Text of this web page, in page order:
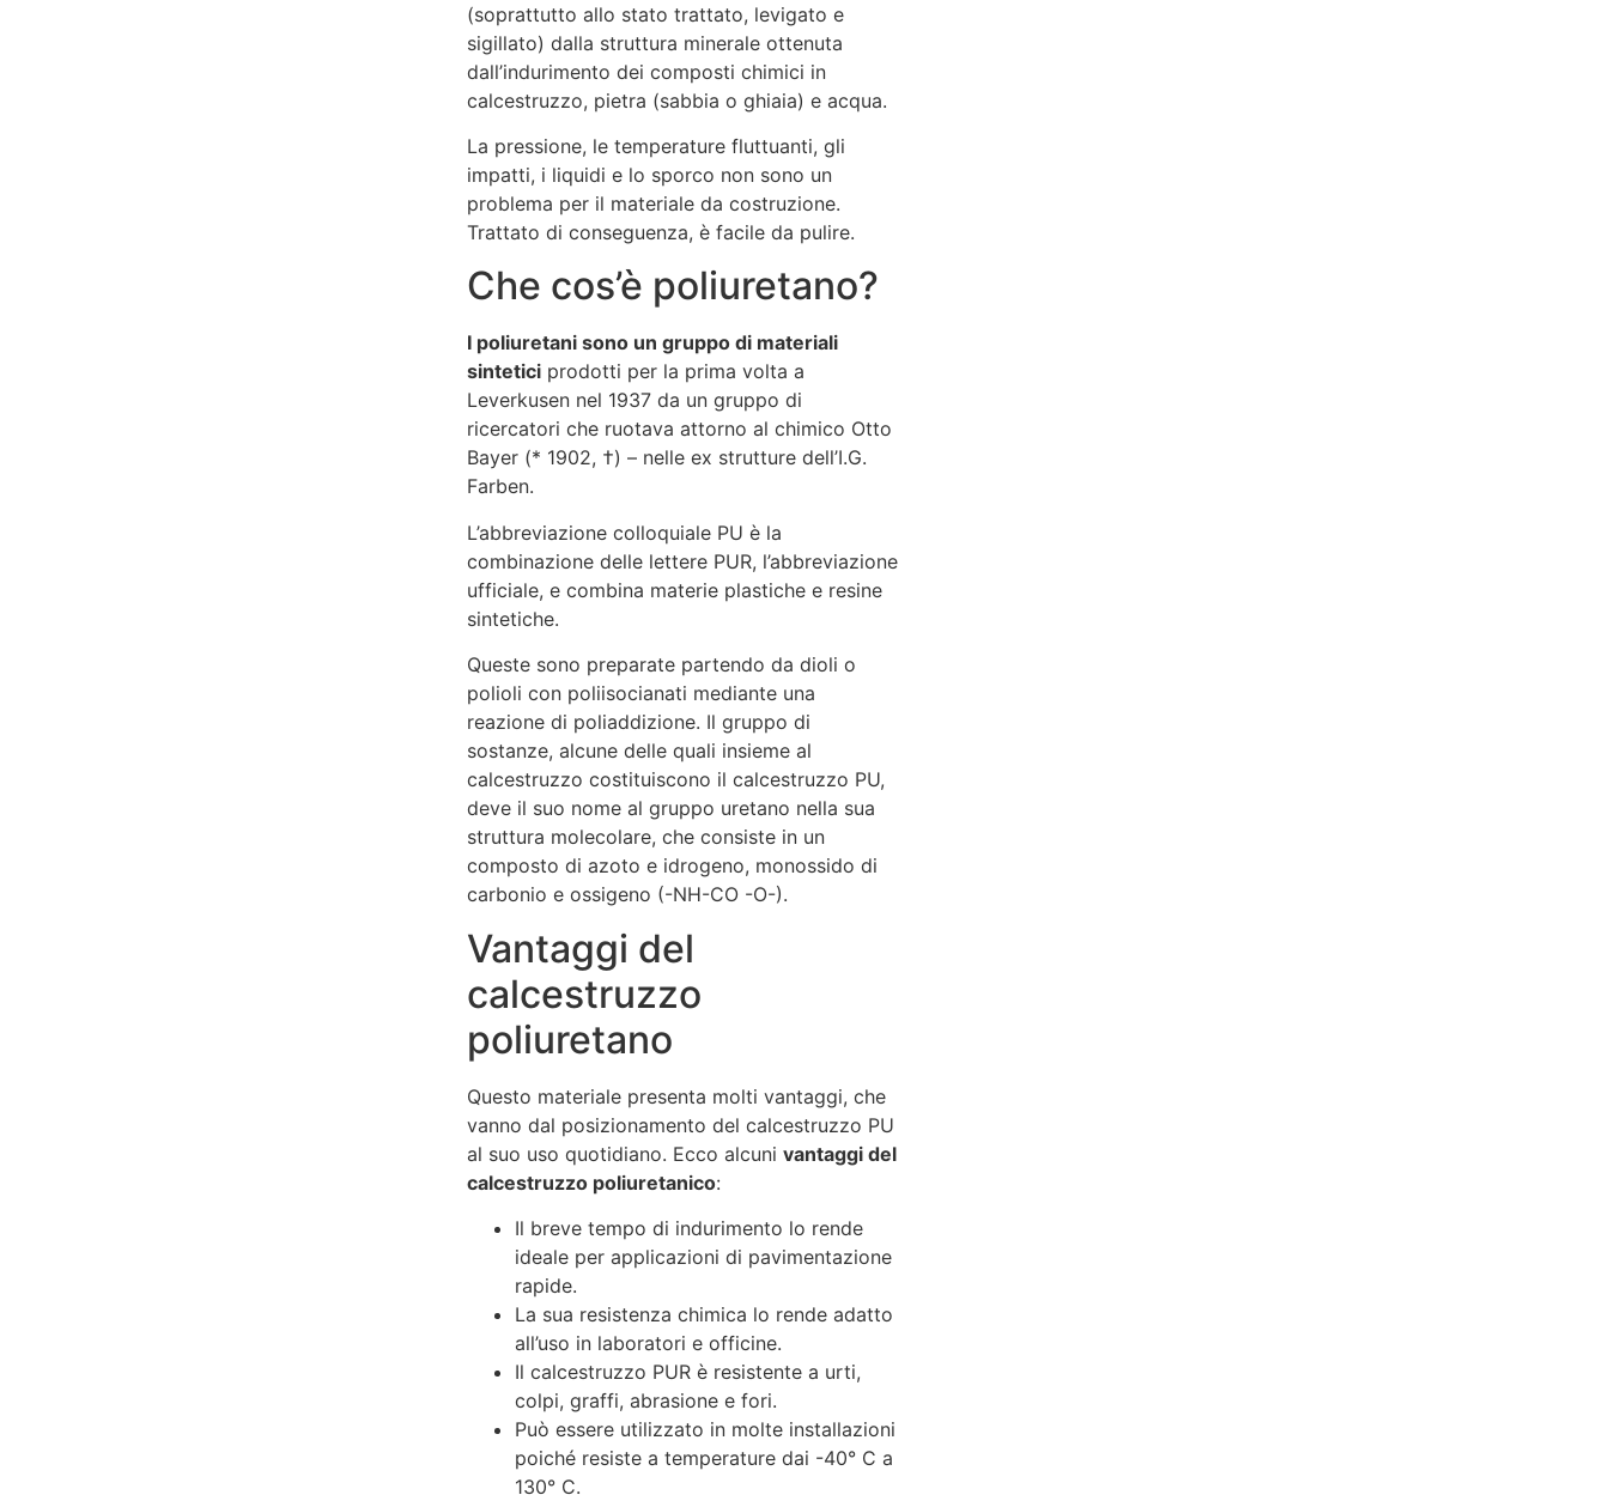
(soprattutto allo stato trattato, levigato e
sigillato) dalla struttura minerale ottenuta
dall’indurimento dei composti chimici in
calcestruzzo, pietra (sabbia o ghiaia) e acqua.
La pressione, le temperature fluttuanti, gli
impatti, i liquidi e lo sporco non sono un
problema per il materiale da costruzione.
Trattato di conseguenza, è facile da pulire.
Che cos’è poliuretano?
I poliuretani sono un gruppo di materiali
sinteticiprodotti per la prima volta a
Leverkusen nel 1937 da un gruppo di
ricercatori che ruotava attorno al chimico Otto
Bayer (* 1902, †) – nelle ex strutture dell’I.G.
Farben.
L’abbreviazione colloquiale PU è la
combinazione delle lettere PUR, l’abbreviazione
ufficiale, e combina materie plastiche e resine
sintetiche.
Queste sono preparate partendo da dioli o
polioli con poliisocianati mediante una
reazione di poliaddizione. Il gruppo di
sostanze, alcune delle quali insieme al
calcestruzzo costituiscono il calcestruzzo PU,
deve il suo nome al gruppo uretano nella sua
struttura molecolare, che consiste in un
composto di azoto e idrogeno, monossido di
carbonio e ossigeno (-NH-CO -O-).
Vantaggi del
calcestruzzo
poliuretano
Questo materiale presenta molti vantaggi, che
vanno dal posizionamento del calcestruzzo PU
al suo uso quotidiano. Ecco alcuni vantaggi del
calcestruzzo poliuretanico:
Il breve tempo di indurimento lo rende
ideale per applicazioni di pavimentazione
rapide.
La sua resistenza chimica lo rende adatto
all’uso in laboratori e officine.
Il calcestruzzo PUR è resistente a urti,
colpi, graffi, abrasione e fori.
Può essere utilizzato in molte installazioni
poiché resiste a temperature dai -40° C a
130° C.